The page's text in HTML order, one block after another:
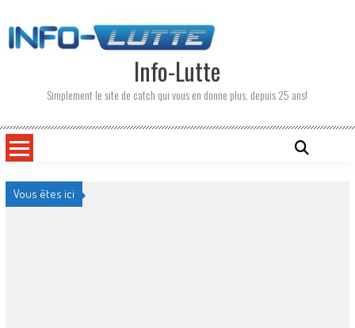
to
content
Info-Lutte
Simplement le site de catch qui vous en donne plus, depuis 25 ans!
Vous êtes ici